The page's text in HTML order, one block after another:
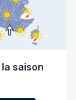
saison